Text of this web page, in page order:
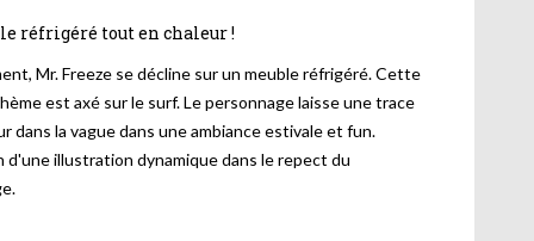
réfrigéré tout en chaleur !
Mr. Freeze se décline sur un meuble réfrigéré. Cette
est axé sur le surf. Le personnage laisse une trace
dans la vague dans une ambiance estivale et fun.
d'une illustration dynamique dans le repect du